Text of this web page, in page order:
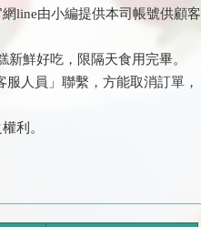
line由小編提供本司帳號供顧客
鮮好吃，限隔天食用完畢。
人員」聯繫，方能取消訂單，
利。